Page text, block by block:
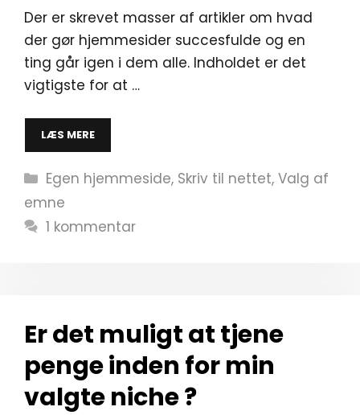
Der er skrevet masser af artikler om hvad
der gør hjemmesider succesfulde og en
ting går igen i dem alle. Indholdet er det
vigtigste for at …
LÆS MERE
Kategorier
Egen hjemmeside, Skriv til nettet,Valg af
emne
1 kommentar
Er det muligt at tjene
penge inden for min
valgte niche ?